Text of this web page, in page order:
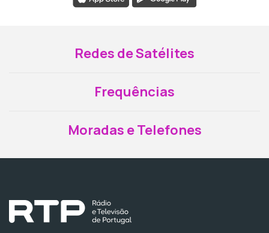
Redes de Satélites
Frequências
Moradas e Telefones